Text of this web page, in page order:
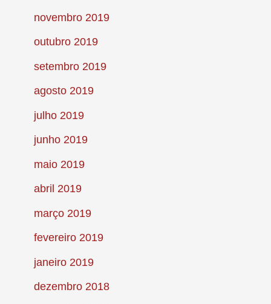
novembro 2019
outubro 2019
setembro 2019
agosto 2019
julho 2019
junho 2019
maio 2019
abril 2019
março 2019
fevereiro 2019
janeiro 2019
dezembro 2018